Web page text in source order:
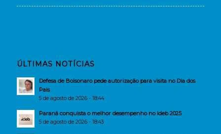
ÚLTIMAS NOTÍCIAS
Defesa de Bolsonaro pede autorização para visita no Dia dos
Pais
5 de agosto de 2026 - 18:44
Paraná conquista o melhor desempenho no Ideb 2025
5 de agosto de 2026 - 18:43